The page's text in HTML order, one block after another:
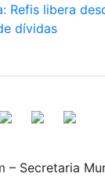
Refis libera
dívidas
– Secretaria